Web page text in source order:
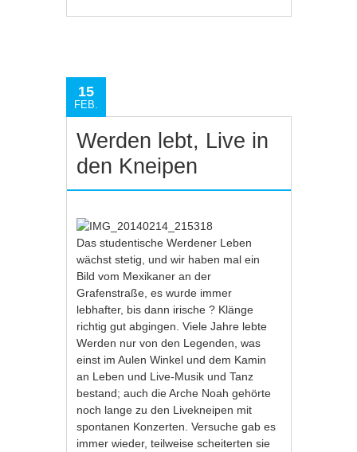
15
FEB.
Werden lebt, Live in
den Kneipen
Das studentische Werdener Leben
wächst stetig, und wir haben mal ein
Bild vom Mexikaner an der
Grafenstraße, es wurde immer
lebhafter, bis dann irische ? Klänge
richtig gut abgingen. Viele Jahre lebte
Werden nur von den Legenden, was
einst im Aulen Winkel und dem Kamin
an Leben und Live-Musik und Tanz
bestand; auch die Arche Noah gehörte
noch lange zu den Livekneipen mit
spontanen Konzerten. Versuche gab es
immer wieder, teilweise scheiterten sie